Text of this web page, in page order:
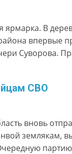
ярмарка. В
впервые
Суворова.
СВО
вновь
землякам,